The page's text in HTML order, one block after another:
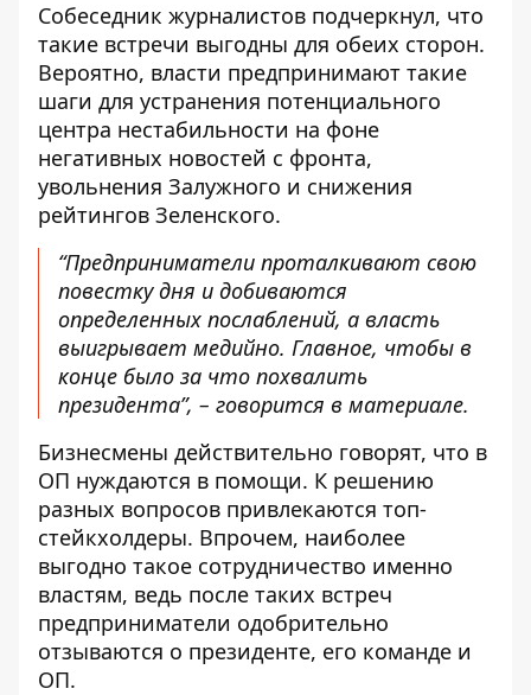
Собеседник журналистов подчеркнул, что
такие встречи выгодны для обеих сторон.
Вероятно, власти предпринимают такие
шаги для устранения потенциального
центра нестабильности на фоне
негативных новостей с фронта,
увольнения Залужного и снижения
рейтингов Зеленского.
“Предприниматели проталкивают свою
повестку дня и добиваются
определенных послаблений, а власть
выигрывает медийно. Главное, чтобы в
конце было за что похвалить
президента”, – говорится в материале.
Бизнесмены действительно говорят, что в
ОП нуждаются в помощи. К решению
разных вопросов привлекаются топ-
стейкхолдеры. Впрочем, наиболее
выгодно такое сотрудничество именно
властям, ведь после таких встреч
предприниматели одобрительно
отзываются о президенте, его команде и
ОП.